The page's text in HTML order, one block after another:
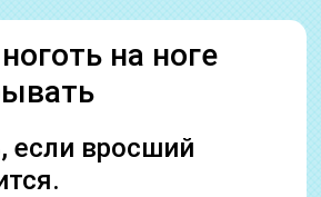
на ноге
если вросший